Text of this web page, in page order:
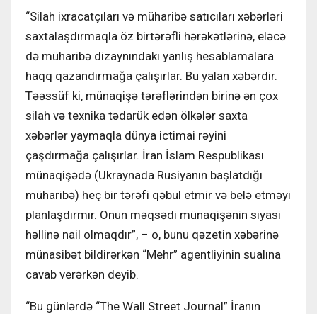
“Silah ixracatçıları və müharibə satıcıları xəbərləri
saxtalaşdırmaqla öz birtərəfli hərəkətlərinə, eləcə
də müharibə dizaynındakı yanlış hesablamalara
haqq qazandırmağa çalışırlar. Bu yalan xəbərdir.
Təəssüf ki, münaqişə tərəflərindən birinə ən çox
silah və texnika tədarük edən ölkələr saxta
xəbərlər yaymaqla dünya ictimai rəyini
çaşdırmağa çalışırlar. İran İslam Respublikası
münaqişədə (Ukraynada Rusiyanın başlatdığı
müharibə) heç bir tərəfi qəbul etmir və belə etməyi
planlaşdırmır. Onun məqsədi münaqişənin siyasi
həllinə nail olmaqdır”, – o, bunu qəzetin xəbərinə
münasibət bildirərkən “Mehr” agentliyinin sualına
cavab verərkən deyib.
“Bu günlərdə “The Wall Street Journal” İranın